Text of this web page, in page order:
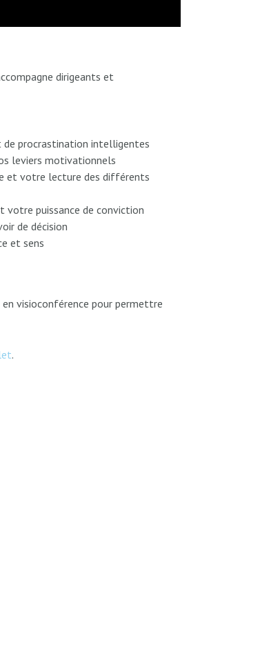
dirigeants et
de procrastination intelligentes
leviers motivationnels
et votre lecture des différents
puissance de conviction
de décision
et sens
visioconférence pour permettre
.